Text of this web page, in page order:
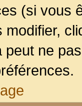
(si vous
modifier,
peut ne